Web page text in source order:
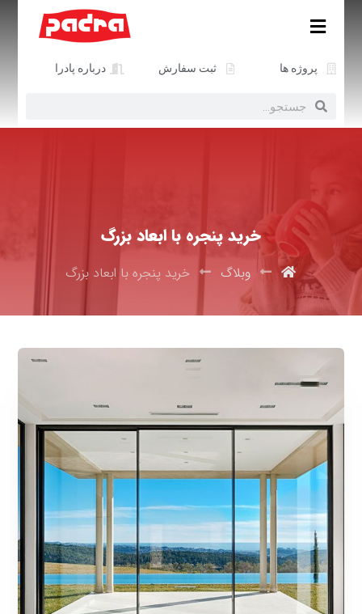
پروژه ها ثبت سفارش درباره پادرا
خرید پنجره با ابعاد بزرگ
وبلاگ خرید پنجره با ابعاد بزرگ